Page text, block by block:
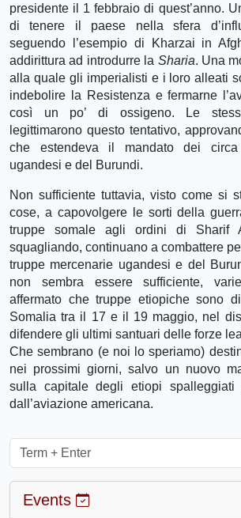
presidente il 1 febbraio di quest’anno.
di tenere il paese nella sfera
seguendo l’esempio di Kharzai in
addirittura ad introdurre la Sharia. Una
alla quale gli imperialisti e i loro alleati
indebolire la Resistenza e fermarne
così un po’ di ossigeno. Le
legittimarono questo tentativo,
che estendeva il mandato dei circa
ugandesi e del Burundi.
Non sufficiente tuttavia, visto come si
cose, a capovolgere le sorti della
truppe somale agli ordini di Sharif
squagliando, continuano a combattere
truppe mercenarie ugandesi e del
non sembra essere sufficiente,
affermato che truppe etiopiche sono
Somalia tra il 17 e il 19 maggio, nel
difendere gli ultimi santuari delle forze
Che sembrano (e noi lo speriamo)
nei prossimi giorni, salvo un nuovo
sulla capitale degli etiopi spalleggiati
dall’aviazione americana.
Events